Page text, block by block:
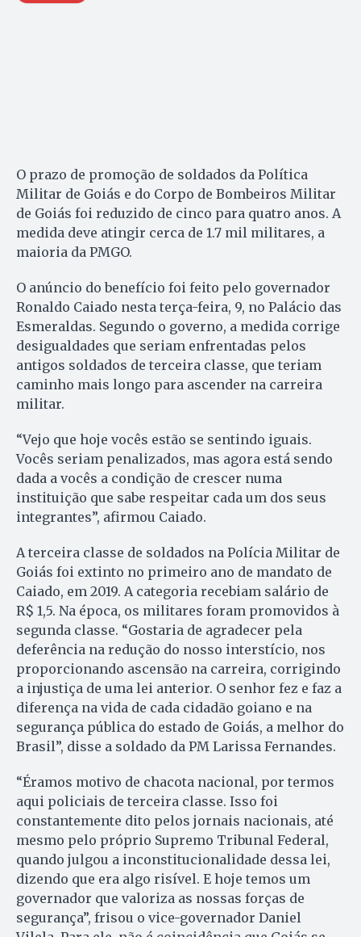
O prazo de promoção de soldados da Política
Militar de Goiás e do Corpo de Bombeiros Militar
de Goiás foi reduzido de cinco para quatro anos. A
medida deve atingir cerca de 1.7 mil militares, a
maioria da PMGO.
O anúncio do benefício foi feito pelo governador
Ronaldo Caiado nesta terça-feira, 9, no Palácio das
Esmeraldas. Segundo o governo, a medida corrige
desigualdades que seriam enfrentadas pelos
antigos soldados de terceira classe, que teriam
caminho mais longo para ascender na carreira
militar.
“Vejo que hoje vocês estão se sentindo iguais.
Vocês seriam penalizados, mas agora está sendo
dada a vocês a condição de crescer numa
instituição que sabe respeitar cada um dos seus
integrantes”, afirmou Caiado.
A terceira classe de soldados na Polícia Militar de
Goiás foi extinto no primeiro ano de mandato de
Caiado, em 2019. A categoria recebiam salário de
R$ 1,5. Na época, os militares foram promovidos à
segunda classe. “Gostaria de agradecer pela
deferência na redução do nosso interstício, nos
proporcionando ascensão na carreira, corrigindo
a injustiça de uma lei anterior. O senhor fez e faz a
diferença na vida de cada cidadão goiano e na
segurança pública do estado de Goiás, a melhor do
Brasil”, disse a soldado da PM Larissa Fernandes.
“Éramos motivo de chacota nacional, por termos
aqui policiais de terceira classe. Isso foi
constantemente dito pelos jornais nacionais, até
mesmo pelo próprio Supremo Tribunal Federal,
quando julgou a inconstitucionalidade dessa lei,
dizendo que era algo risível. E hoje temos um
governador que valoriza as nossas forças de
segurança”, frisou o vice-governador Daniel